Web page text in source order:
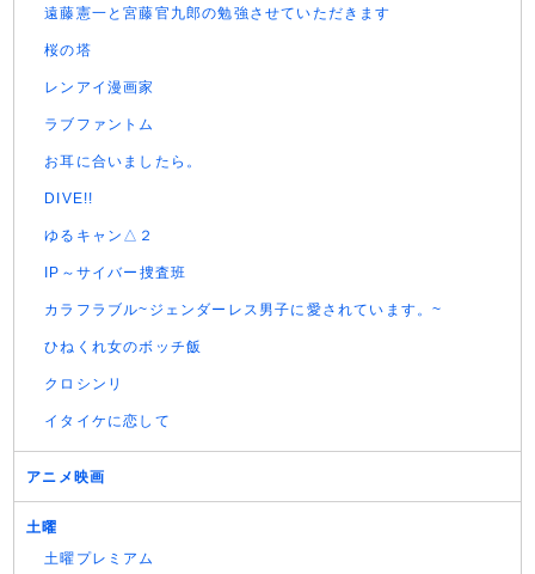
遠藤憲一と宮藤官九郎の勉強させていただきます
桜の塔
レンアイ漫画家
ラブファントム
お耳に合いましたら。
DIVE!!
ゆるキャン△２
IP～サイバー捜査班
カラフラブル~ジェンダーレス男子に愛されています。~
ひねくれ女のボッチ飯
クロシンリ
イタイケに恋して
アニメ映画
土曜
土曜プレミアム